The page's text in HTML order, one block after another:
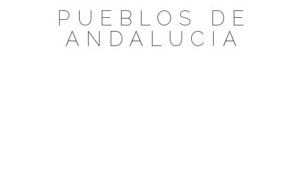
PUEBLOS DE
ANDALUCIA